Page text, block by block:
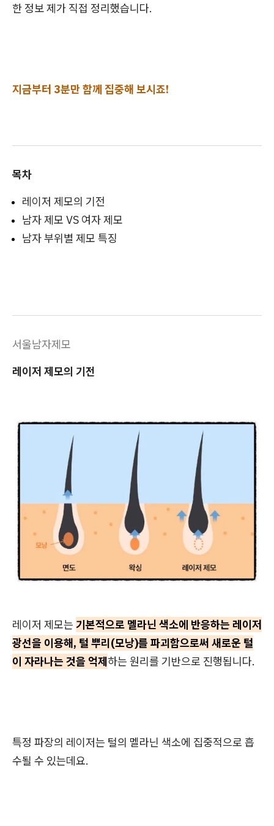
한 정보 제가 직접 정리했습니다.
지금부터 3분만 함께 집중해 보시죠!
목차
레이저 제모의 기전
남자 제모 VS 여자 제모
남자 부위별 제모 특징
서울남자제모
레이저 제모의 기전
레이저 제모는 기본적으로 멜라닌 색소에 반응하는 레이저
광선을 이용해, 털 뿌리(모낭)를 파괴함으로써 새로운 털
이 자라나는 것을 억제하는 원리를 기반으로 진행됩니다.
특정 파장의 레이저는 털의 멜라닌 색소에 집중적으로 흡
수될 수 있는데요.